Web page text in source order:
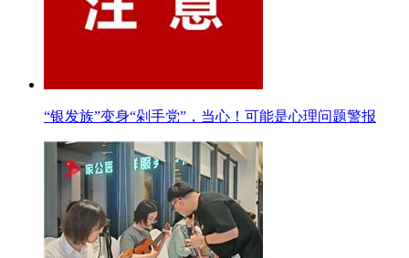
“银发族”变身“剁手党”，当心！可能是心理问题警报